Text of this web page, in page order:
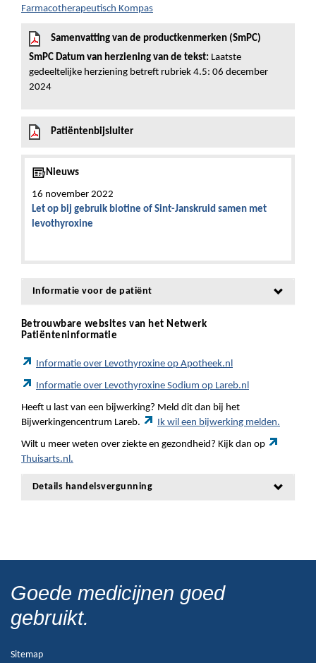
Farmacotherapeutisch Kompas
Samenvatting van de productkenmerken (SmPC)
SmPC Datum van herziening van de tekst: Laatste
gedeeltelijke herziening betreft rubriek 4.5: 06 december
2024
Patiëntenbijsluiter
Nieuws
16 november 2022
Let op bij gebruik biotine of Sint-Janskruid samen met
levothyroxine
Informatie voor de patiënt
Betrouwbare websites van het Netwerk
Patiënteninformatie
Informatie over Levothyroxine op Apotheek.nl
Informatie over Levothyroxine Sodium op Lareb.nl
Heeft u last van een bijwerking? Meld dit dan bij het
Bijwerkingencentrum Lareb.
Ik wil een bijwerking melden.
Wilt u meer weten over ziekte en gezondheid? Kijk dan op
Thuisarts.nl.
Details handelsvergunning
Goede medicijnen goed
gebruikt.
Sitemap